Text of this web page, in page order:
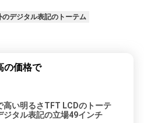
のデジタル表記のトーテム
の価格で
高い明るさTFT LCDのトーテ
ジタル表記の立場49インチ